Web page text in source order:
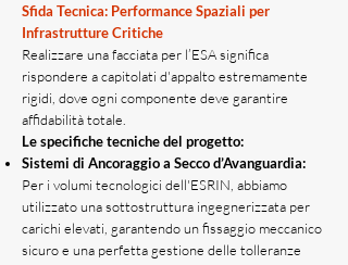
Sfida Tecnica: Performance Spaziali per
Infrastrutture Critiche
Realizzare una facciata per l’ESA significa
rispondere a capitolati d'appalto estremamente
rigidi, dove ogni componente deve garantire
affidabilità totale.
Le specifiche tecniche del progetto:
Sistemi di Ancoraggio a Secco d’Avanguardia:
Per i volumi tecnologici dell'ESRIN, abbiamo
utilizzato una sottostruttura ingegnerizzata per
carichi elevati, garantendo un fissaggio meccanico
sicuro e una perfetta gestione delle tolleranze